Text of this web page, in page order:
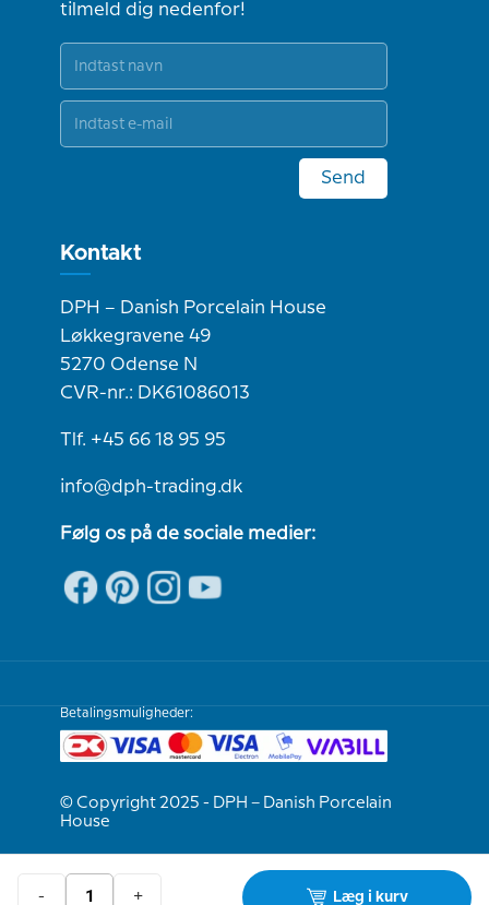
- + Læg i kurv
tilmeld dig nedenfor!
Send
Kontakt
DPH – Danish Porcelain House
Løkkegravene 49
5270 Odense N
CVR-nr.: DK61086013
Tlf. +45 66 18 95 95
info@dph-trading.dk
Følg os på de sociale medier:
Betalingsmuligheder:
© Copyright 2025 - DPH – Danish Porcelain
House